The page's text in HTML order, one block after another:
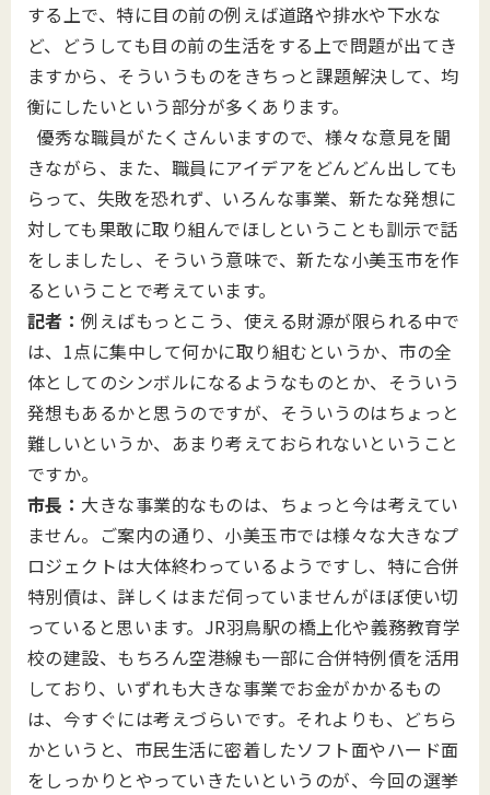
する上で、特に目の前の例えば道路や排水や下水な
ど、どうしても目の前の生活をする上で問題が出てき
ますから、そういうものをきちっと課題解決して、均
衡にしたいという部分が多くあります。
優秀な職員がたくさんいますので、様々な意見を聞
きながら、また、職員にアイデアをどんどん出しても
らって、失敗を恐れず、いろんな事業、新たな発想に
対しても果敢に取り組んでほしということも訓示で話
をしましたし、そういう意味で、新たな小美玉市を作
るということで考えています。
記者：例えばもっとこう、使える財源が限られる中で
は、1点に集中して何かに取り組むというか、市の全
体としてのシンボルになるようなものとか、そういう
発想もあるかと思うのですが、そういうのはちょっと
難しいというか、あまり考えておられないということ
ですか。
市長： 大きな事業的なものは、ちょっと今は考えてい
ません。ご案内の通り、小美玉市では様々な大きなプ
ロジェクトは大体終わっているようですし、特に合併
特別債は、詳しくはまだ伺っていませんがほぼ使い切
っていると思います。JR羽鳥駅の橋上化や義務教育学
校の建設、もちろん空港線も一部に合併特例債を活用
しており、いずれも大きな事業でお金がかかるもの
は、今すぐには考えづらいです。それよりも、どちら
かというと、市民生活に密着したソフト面やハード面
をしっかりとやっていきたいというのが、今回の選挙